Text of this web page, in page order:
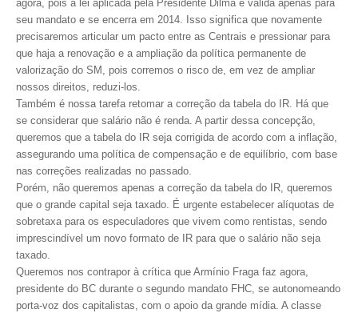
CONSÓRCIOS
CAMPANHAS SALARIAIS
COMUNICAÇÃO
PALAVRA DO MURILO
NOTÍCIAS
CONTEÚDO ESPECIAL
JORNAL DO ENGENHEIRO
AGENDA
SEESP NOTÍCIAS
agora, pois a lei aplicada pela Presidente Dilma é válida apenas para
seu mandato e se encerra em 2014. Isso significa que novamente
precisaremos articular um pacto entre as Centrais e pressionar para
que haja a renovação e a ampliação da política permanente de
valorização do SM, pois corremos o risco de, em vez de ampliar
nossos direitos, reduzi-los.
Também é nossa tarefa retomar a correção da tabela do IR. Há que
se considerar que salário não é renda. A partir dessa concepção,
queremos que a tabela do IR seja corrigida de acordo com a inflação,
assegurando uma política de compensação e de equilíbrio, com base
nas correções realizadas no passado.
Porém, não queremos apenas a correção da tabela do IR, queremos
que o grande capital seja taxado. É urgente estabelecer alíquotas de
sobretaxa para os especuladores que vivem como rentistas, sendo
imprescindível um novo formato de IR para que o salário não seja
taxado.
Queremos nos contrapor à crítica que Armínio Fraga faz agora,
presidente do BC durante o segundo mandato FHC, se autonomeando
porta-voz dos capitalistas, com o apoio da grande mídia. A classe